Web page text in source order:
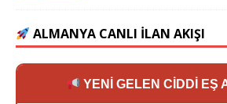
ALMANYA CANLI İLAN AKIŞI
YENİ GELEN CİDDİ EŞ